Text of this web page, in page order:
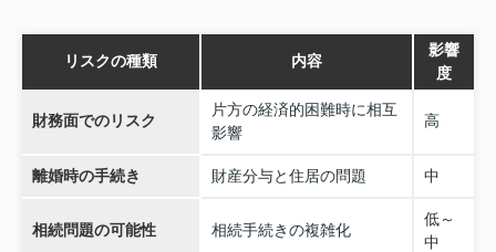
リスクの種類 内容
影響
度
財務面でのリスク
片方の経済的困難時に相互
影響
高
離婚時の手続き 財産分与と住居の問題 中
相続問題の可能性 相続手続きの複雑化
低～
中